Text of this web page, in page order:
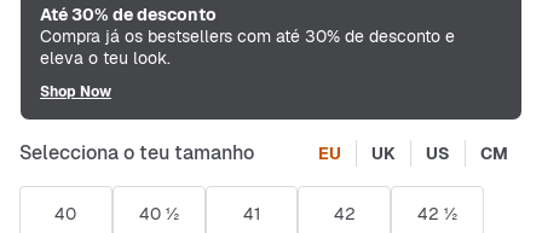
Até 30% de desconto
Compra já os bestsellers com até 30% de desconto e
eleva o teu look.
Shop Now
Selecciona o teu tamanho EU UK US CM
40 40 ½ 41 42 42 ½